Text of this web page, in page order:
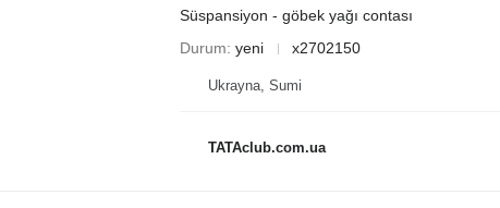
Süspansiyon - göbek yağı contası
Durum yeni x2702150
Ukrayna, Sumi
TATAclub.com.ua